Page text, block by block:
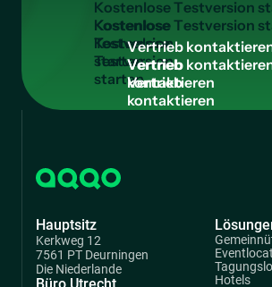
KostenloseTestversion st
Kostenlose
Testversion
starten
Vertrieb kontaktiere
Vertrieb
kontaktieren
Hauptsitz
Kerkweg 12
7561 PT Deurningen
Die Niederlande
Hotels